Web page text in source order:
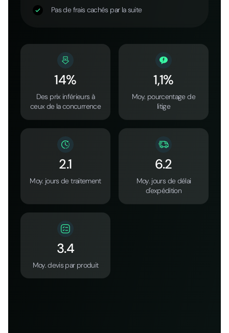
Pas de frais cachés par la suite
14%
Des prix inférieurs à
ceux de la concurrence
1,1%
Moy. pourcentage de
litige
2.1
Moy. jours de traitement
6.2
Moy. jours de délai
d'expédition
3.4
Moy. devis par produit